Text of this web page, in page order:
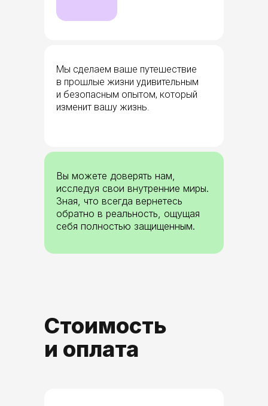
Мы сделаем ваше путешествие
в прошлые жизни удивительным
и безопасным опытом, который
изменит вашу жизнь.
Вы можете доверять нам,
исследуя свои внутренние миры.
Зная, что всегда вернетесь
обратно в реальность, ощущая
себя полностью защищенным.
Стоимость
и оплата